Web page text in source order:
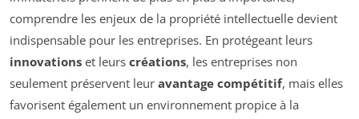
comprendre les enjeux de la propriété intellectuelle devient
indispensable pour les entreprises. En protégeant leurs
innovations et leurs créations, les entreprises non
seulement préservent leur avantage compétitif, mais elles
favorisent également un environnement propice à la